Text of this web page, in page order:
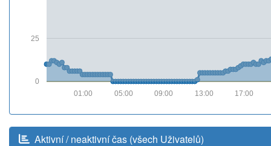
0
25
17:00
13:00
09:00
05:00
01:00
Aktivní / neaktivní čas (všech Uživatelů)